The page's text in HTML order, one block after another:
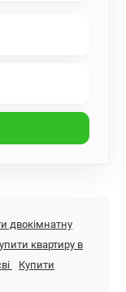
двокімнатну
квартиру в
Купити